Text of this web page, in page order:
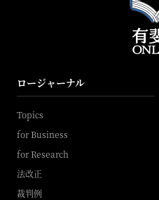
ロージャーナル
Topics
for Business
for Research
法改正
裁判例